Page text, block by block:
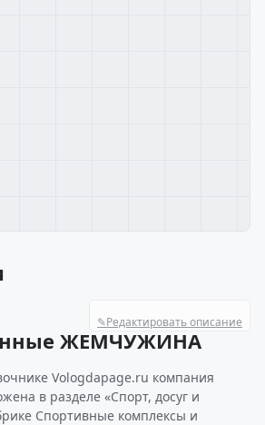
✎Редактировать описание
ЖЕМЧУЖИНА
Vologdapage.ru компания
в разделе «Спорт, досуг и
Спортивные комплексы и